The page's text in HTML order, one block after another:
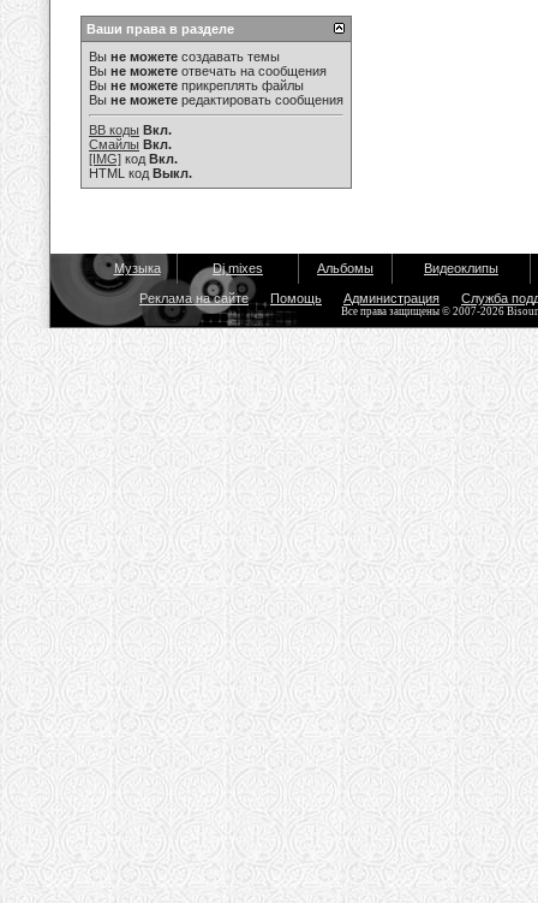
Ваши права в разделе
Вы не можете создавать темы
Вы не можете отвечать на сообщения
Вы не можете прикреплять файлы
Вы не можете редактировать сообщения
BB коды Вкл.
Смайлы Вкл.
[IMG] код Вкл.
HTML код Выкл.
Музыка Dj mixes Альбомы Видеоклипы
Реклама на сайте Помощь Администрация Служба
Все права защищены © 2007-2026